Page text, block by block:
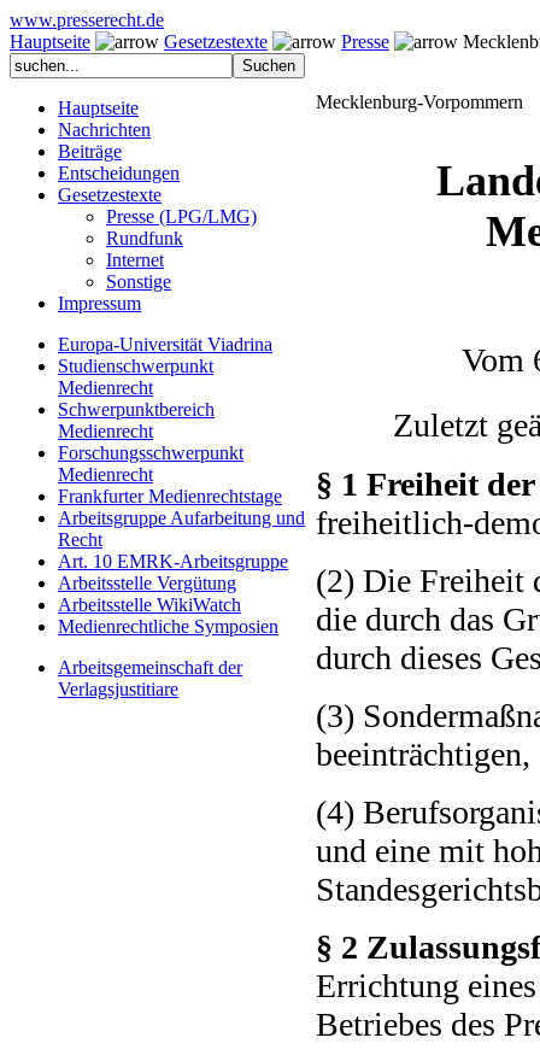
www.presserecht.de
Hauptseite
Gesetzestexte Presse
Hauptseite
Nachrichten
Beiträge
Entscheidungen
Gesetzestexte
Presse (LPG/LMG)
Rundfunk
Internet
Sonstige
Impressum
Europa-Universität Viadrina
Studienschwerpunkt
Medienrecht
Schwerpunktbereich
Medienrecht
Forschungsschwerpunkt
Medienrecht
Frankfurter Medienrechtstage
Arbeitsgruppe Aufarbeitung und
Recht
Art. 10 EMRK-Arbeitsgruppe
Arbeitsstelle Vergütung
Arbeitsstelle WikiWatch
Medienrechtliche Symposien
Arbeitsgemeinschaft der
Verlagsjustitiare
Mecklenburg-Vorpommern
Vom
Zuletzt
§ 1 Freiheit der
freiheitlich-
(2) Die Freiheit
die durch das
durch dieses
(3)
(4)
und eine mit
§ 2
Errichtung
Betriebes des